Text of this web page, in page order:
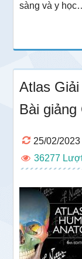
sàng và y
Atlas
Bài
25/02/2023
36277